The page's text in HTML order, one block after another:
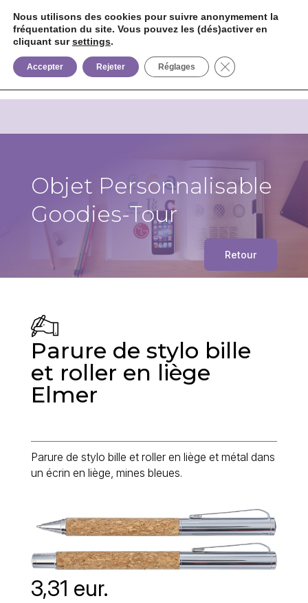
 
Objet Personnalisable
Goodies-Tour
Retour
3,31 eur.
Parure de stylo bille
et roller en liège
Elmer
Parure de stylo bille et roller en liège et métal dans
un écrin en liège, mines bleues.
Nous utilisons des cookies pour suivre anonymement la
fréquentation du site. Vous pouvez les (dés)activer en
cliquant sursettings.
Accepter Rejeter Réglages Fermer la